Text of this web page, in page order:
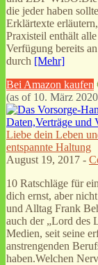
die jeder haben
Erklärtexte
Praxisteil enthält
Verfügung bereits
durch [Mehr]
Bei Amazon kaufen
(as of 10. März
Liebe dein Leben
entspannte Haltung
August 19, 2017 -
10 Ratschläge für
dich ernst, aber
und Alltag Frank
auch der „Lord des
Medien, seit seine
anstrengenden
haben.Welchen